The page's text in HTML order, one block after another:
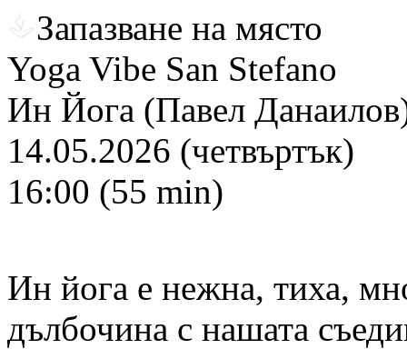
Запазване на място
Yoga Vibe San Stefano
Ин Йога (Павел
14.05.2026 (четвъртък)
16:00 (55 min)
Ин йога е нежна, тиха,
дълбочина с нашата